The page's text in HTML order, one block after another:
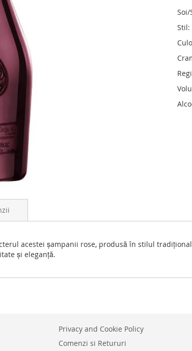
acestei șampanii rose, produsă în stilul
și eleganță.
Privacy and Cookie Policy
Comenzi si Retururi